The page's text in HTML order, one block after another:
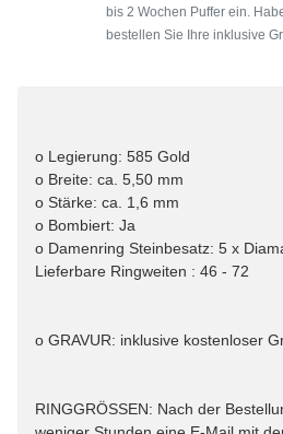
bis 2 Wochen Puffer ein.
bestellen Sie Ihre inklusive
o Legierung: 585 Gold
o Breite: ca. 5,50 mm
o Stärke: ca. 1,6 mm
o Bombiert: Ja
o Damenring Steinbesatz: 5 x
Lieferbare Ringweiten : 46 - 72
o GRAVUR: inklusive kostenloser
RINGGRÖSSEN: Nach der